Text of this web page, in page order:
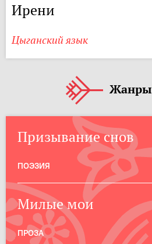
Ирени
Цыганский язык
Жанры
Призывание снов
ПОЭЗИЯ
Милые мои
ПРОЗА